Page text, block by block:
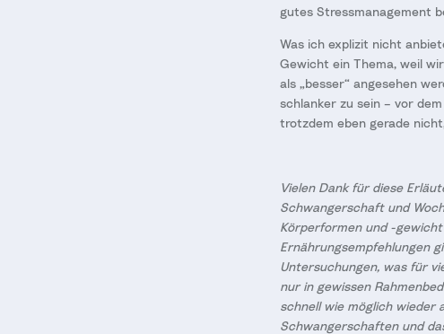
gutes Stressmanagement
Was ich explizit nicht
Gewicht ein Thema, weil
als „besser“ angesehen
schlanker zu sein – vor
trotzdem eben gerade
Vielen Dank für diese
Schwangerschaft und
Körperformen und -
Ernährungsempfehlungen
Untersuchungen, was für
nur in gewissen
schnell wie möglich wieder
Schwangerschaften und